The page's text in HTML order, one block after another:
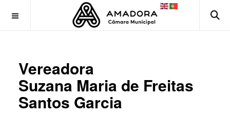
Vereadora
Suzana Maria de Freitas
Santos Garcia